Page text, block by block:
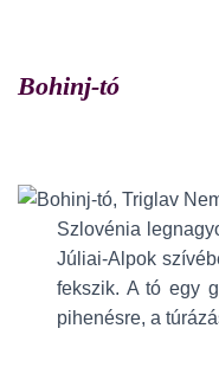
Bohinj-tó
Szlovénia
Júliai-Alpok
fekszik. A tó egy
pihenésre, a